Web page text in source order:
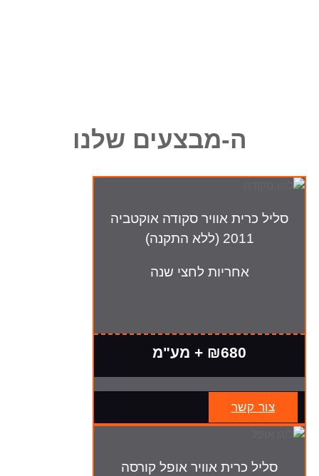
ה-מבצעים שלנו
סליל כרית אוויר סקודה אוקטביה
2011 (ללא התקנה)
אחריות לחצי שנה
₪680 + מע"מ
צור קשר
סליל כרית אוויר אופל קורסה